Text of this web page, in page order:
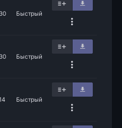
Быстрый
Быстрый
Быстрый